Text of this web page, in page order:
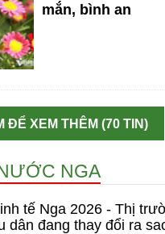
mắn, bình an
ĐỂ XEM THÊM (70 TIN)
NGA
tế Nga 2026 - Thị
dân đang thay đổi ra